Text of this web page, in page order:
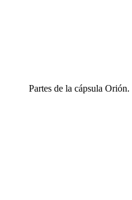
Partes de la cápsula Orión.